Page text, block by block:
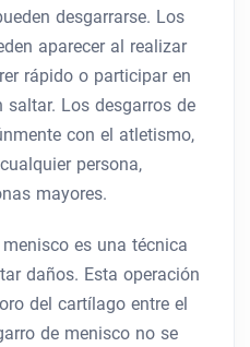
desgarrarse. Los
aparecer al realizar
rápido o participar en
Los desgarros de
con el atletismo,
persona,
mayores.
es una técnica
daños. Esta operación
del cartílago entre el
de menisco no se